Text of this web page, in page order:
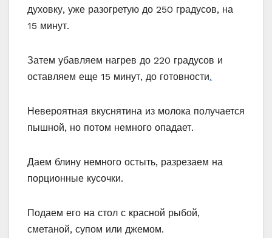
духовку, уже разогретую до 250 градусов, на
15 минут.
Затем убавляем нагрев до 220 градусов и
оставляем еще 15 минут, до готовности.
Невероятная вкуснятина из молока получается
пышной, но потом немного опадает.
Даем блину немного остыть, разрезаем на
порционные кусочки.
Подаем его на стол с красной рыбой,
сметаной, супом или джемом.